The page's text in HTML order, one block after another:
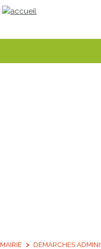
MAIRIE DÉMARCHES